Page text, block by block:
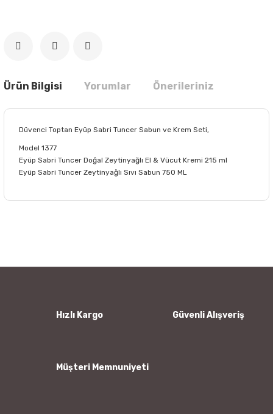
Ürün Bilgisi Yorumlar Önerileriniz
Düvenci Toptan Eyüp Sabri Tuncer Sabun ve Krem Seti,
Model 1377
Eyüp Sabri Tuncer Doğal Zeytinyağlı El & Vücut Kremi 215 ml
Eyüp Sabri Tuncer Zeytinyağlı Sıvı Sabun 750 ML
Ürün bilgilerinde hatalar bulunuyor.
Hızlı Kargo Güvenli Alışveriş
Müşteri Memnuniyeti